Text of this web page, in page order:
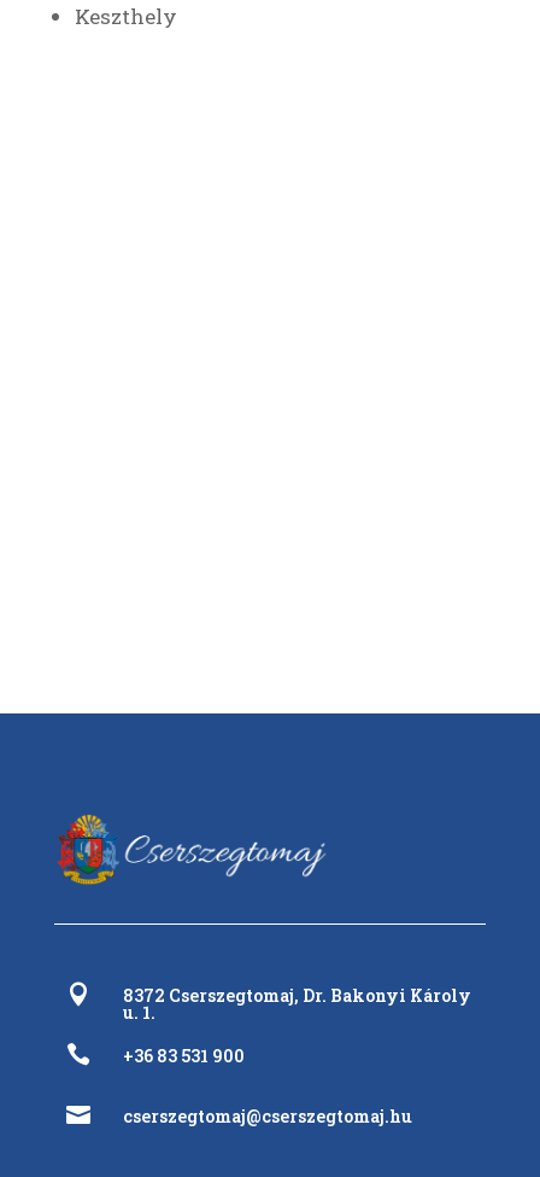
Keszthely
 8372 Cserszegtomaj, Dr. Bakonyi Károly
u. 1.
 +36 83 531 900
 cserszegtomaj@cserszegtomaj.hu